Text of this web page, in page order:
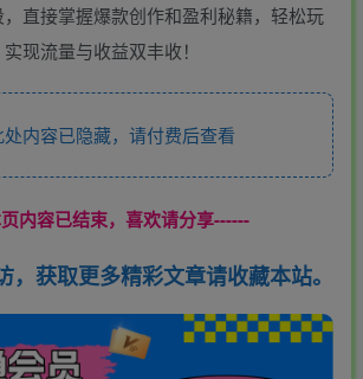
直接掌握爆款创作和盈利秘籍，轻松玩
现流量与收益双丰收！
内容已隐藏，请付费后查看
内容已结束，喜欢请分享------
，获取更多精彩文章请收藏本站。